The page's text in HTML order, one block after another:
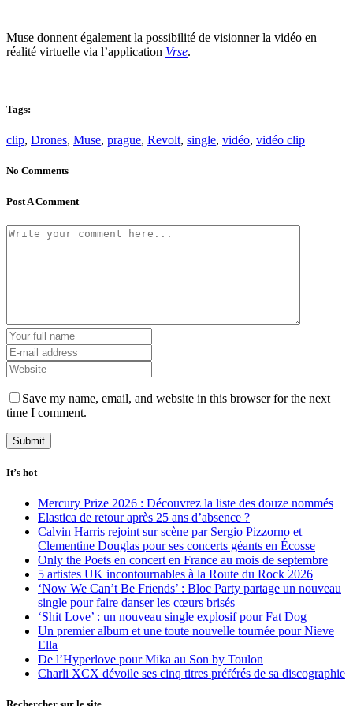
Muse donnent également la possibilité de visionner la vidéo en
réalité virtuelle via l’application Vrse.
Tags:
clip, Drones, Muse, prague, Revolt, single, vidéo, vidéo clip
No Comments
Post A Comment
Save my name, email, and website in this browser for the next
time I comment.
It’s hot
Mercury Prize 2026 : Découvrez la liste des douze nommés
Elastica de retour après 25 ans d’absence ?
Calvin Harris rejoint sur scène par Sergio Pizzorno et
Clementine Douglas pour ses concerts géants en Écosse
Only the Poets en concert en France au mois de septembre
5 artistes UK incontournables à la Route du Rock 2026
‘Now We Can’t Be Friends’ : Bloc Party partage un nouveau
single pour faire danser les cœurs brisés
‘Shit Love’ : un nouveau single explosif pour Fat Dog
Un premier album et une toute nouvelle tournée pour Nieve
Ella
De l’Hyperlove pour Mika au Son by Toulon
Charli XCX dévoile ses cinq titres préférés de sa discographie